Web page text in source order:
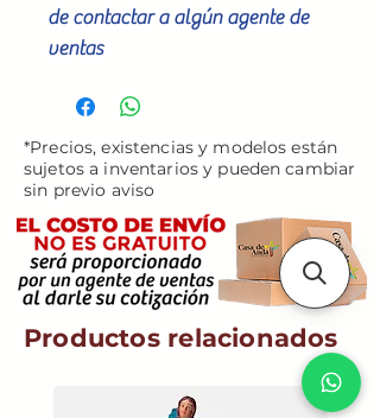
de contactar a algún agente de
ventas
*Precios, existencias y modelos están
sujetos a inventarios y pueden cambiar
sin previo aviso
Productos relacionados